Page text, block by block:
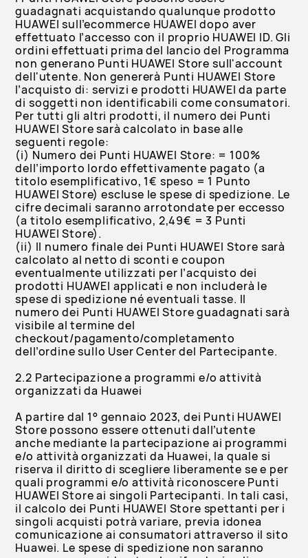
guadagnati acquistando qualunque prodotto
HUAWEI sull’ecommerce HUAWEI dopo aver
effettuato l’accesso con il proprio HUAWEI ID. Gli
ordini effettuati prima del lancio del Programma
non generano Punti HUAWEI Store sull'account
dell'utente. Non genererà Punti HUAWEI Store
l’acquisto di: servizi e prodotti HUAWEI da parte
di soggetti non identificabili come consumatori.
Per tutti gli altri prodotti, il numero dei Punti
HUAWEI Store sarà calcolato in base alle
seguenti regole:
(i) Numero dei Punti HUAWEI Store: = 100%
dell’importo lordo effettivamente pagato (a
titolo esemplificativo, 1€ speso = 1 Punto
HUAWEI Store) escluse le spese di spedizione. Le
cifre decimali saranno arrotondate per eccesso
(a titolo esemplificativo, 2,49€ = 3 Punti
HUAWEI Store).
(ii) Il numero finale dei Punti HUAWEI Store sarà
calcolato al netto di sconti e coupon
eventualmente utilizzati per l’acquisto dei
prodotti HUAWEI applicati e non includerà le
spese di spedizione né eventuali tasse. Il
numero dei Punti HUAWEI Store guadagnati sarà
visibile al termine del
checkout/pagamento/completamento
dell’ordine sullo User Center del Partecipante.
2.2 Partecipazione a programmi e/o attività
organizzati da Huawei
A partire dal 1° gennaio 2023, dei Punti HUAWEI
Store possono essere ottenuti dall’utente
anche mediante la partecipazione ai programmi
e/o attività organizzati da Huawei, la quale si
riserva il diritto di scegliere liberamente se e per
quali programmi e/o attività riconoscere Punti
HUAWEI Store ai singoli Partecipanti. In tali casi,
il calcolo dei Punti HUAWEI Store spettanti per i
singoli acquisti potrà variare, previa idonea
comunicazione ai consumatori attraverso il sito
Huawei. Le spese di spedizione non saranno